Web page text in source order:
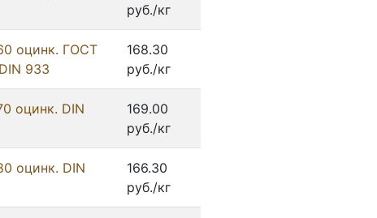
руб./кг
оцинк. ГОСТ
933
168.30
руб./кг
оцинк. DIN
169.00
руб./кг
оцинк. DIN
166.30
руб./кг